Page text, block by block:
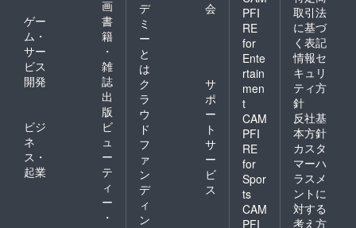
画
ゲー
ム・
サー
ビス
開発
書
籍
・
雑
誌
出
版
ビジ
ネ
ス・
起業
ビ
ュ
ー
テ
ィ
ー
・
デ
ミ
ー
と
は
会
ク
ラ
ウ
ド
フ
ァ
ン
デ
ィ
ン
サ
ポ
ー
ト
サ
ー
ビ
ス
PFI
RE
for
Ente
rtain
men
t
CAM
PFI
RE
for
Spor
ts
CAM
PFI
取引法
に基づ
く表記
情報セ
キュリ
ティ方
針
反社基
本方針
カスタ
マーハ
ラスメ
ントに
対する
考え方